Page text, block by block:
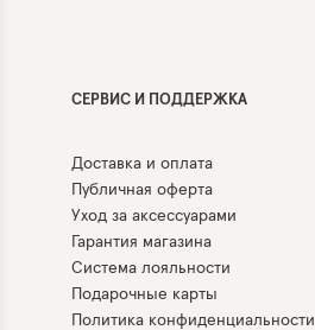
СЕРВИС И ПОДДЕРЖКА
Доставка и оплата
Публичная оферта
Уход за аксессуарами
Гарантия магазина
Система лояльности
Подарочные карты
Политика конфиденциальности